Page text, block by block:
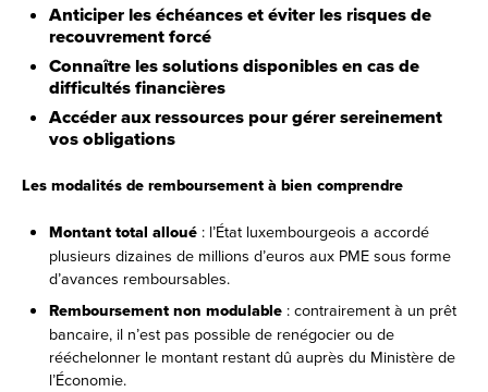
Anticiper les échéances et éviter les risques de
recouvrement forcé
Connaître les solutions disponibles en cas de
difficultés financières
Accéder aux ressources pour gérer sereinement
vos obligations
Les modalités de remboursement à bien comprendre
Montant total alloué : l’État luxembourgeois a accordé
plusieurs dizaines de millions d’euros aux PME sous forme
d’avances remboursables.
Remboursement non modulable : contrairement à un prêt
bancaire, il n’est pas possible de renégocier ou de
rééchelonner le montant restant dû auprès du Ministère de
l’Économie.